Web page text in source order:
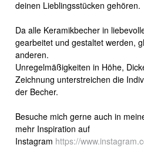
deinen Lieblingsstücken gehören.
Da alle Keramikbecher in
gearbeitet und gestaltet werden,
anderen.
Unregelmäßigkeiten in Höhe,
Zeichnung unterstreichen die
der Becher.
Besuche mich gerne auch in
mehr Inspiration auf
Instagram https://